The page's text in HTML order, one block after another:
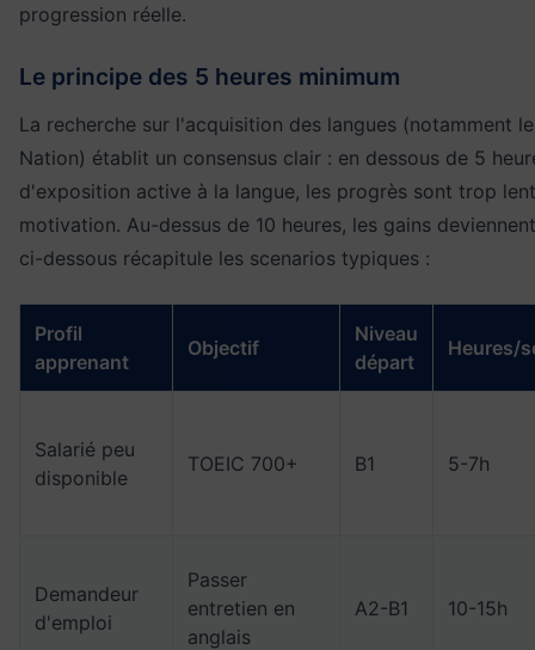
progression réelle.
Le principe des 5 heures minimum
La recherche sur l'acquisition des langues (notamment
Nation) établit un consensus clair : en dessous de 5
d'exposition active à la langue, les progrès sont trop
motivation. Au-dessus de 10 heures, les gains
ci-dessous récapitule les scenarios typiques :
Profil
apprenant
Objectif
Niveau
départ
Heures/
Salarié peu
disponible
TOEIC 700+ B1 5-7h
Demandeur
d'emploi
Passer
entretien en
anglais
A2-B1 10-15h